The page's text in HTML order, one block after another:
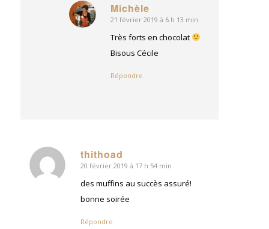
Michèle
dit
21 février 2019 à 6 h 13 min
Très forts en chocolat
Bisous Cécile
Répondre
thithoad
dit
:
20 février 2019 à 17 h 54 min
des muffins au succès assuré!
bonne soirée
Répondre